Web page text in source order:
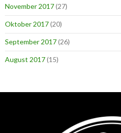
November 2017(27)
Oktober 2017(20)
September 2017(26)
August 2017(15)